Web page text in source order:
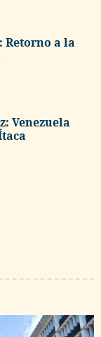
Retorno a la
Venezuela